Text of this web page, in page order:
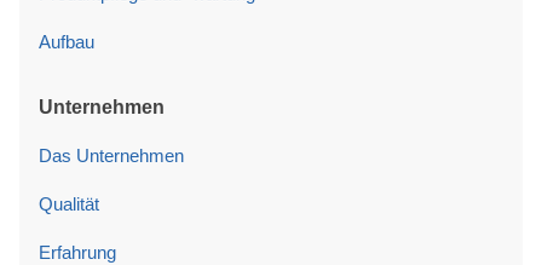
Aufbau
Unternehmen
Das Unternehmen
Qualität
Erfahrung